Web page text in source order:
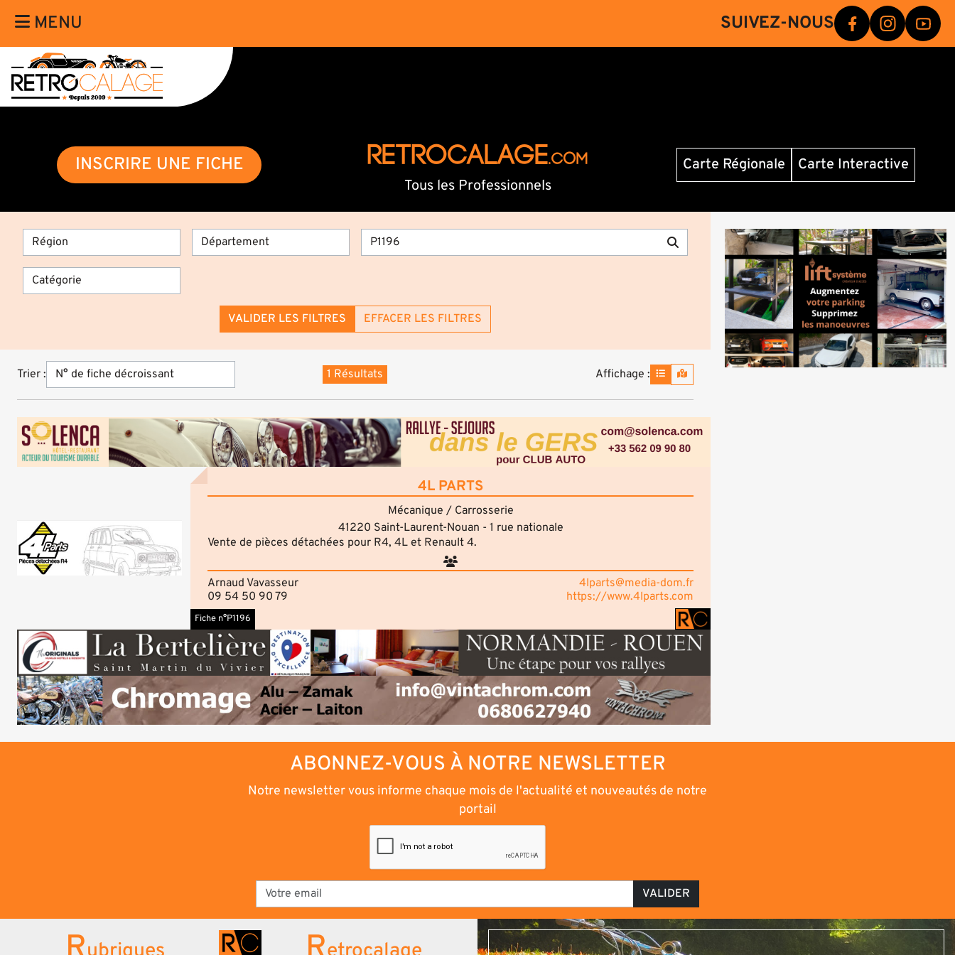
MENU SUIVEZ-NOUS
INSCRIRE UNE FICHE RETROCALAGE.com
Tous les Professionnels
Carte Régionale Carte Interactive
VALIDER LES FILTRES EFFACER LES FILTRES
Trier : 1 Résultats Affichage :
4L PARTS
Mécanique / Carrosserie
41220 Saint-Laurent-Nouan - 1 rue nationale
Vente de pièces détachées pour R4, 4L et Renault 4.
Arnaud Vavasseur
09 54 50 90 79
4lparts@media-dom.fr
https://www.4lparts.com
Fiche n°P1196
ABONNEZ-VOUS À NOTRE NEWSLETTER
Notre newsletter vous informe chaque mois de l'actualité et nouveautés de notre
portail
VALIDER